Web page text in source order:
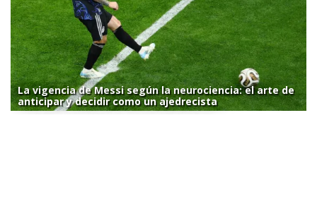
La vigencia de Messi según la neurociencia: el arte de
anticipar y decidir como un ajedrecista